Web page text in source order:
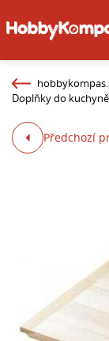
Doplňky do kuchyně
Předchozí